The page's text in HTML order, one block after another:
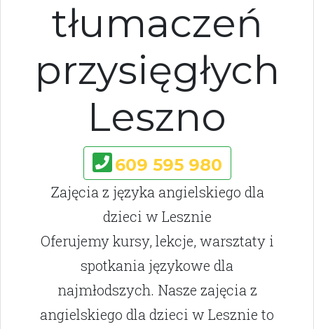
tłumaczeń
przysięgłych
Leszno
609 595 980
Zajęcia z języka angielskiego dla
dzieci w Lesznie
Oferujemy kursy, lekcje, warsztaty i
spotkania językowe dla
najmłodszych. Nasze zajęcia z
angielskiego dla dzieci w Lesznie to